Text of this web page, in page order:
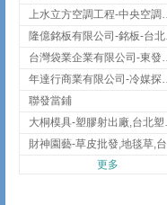
上水立方空調工
隆億
台灣袋業企業有
年達行商業有限公司-冷媒探
聯發當鋪
大桐
更多